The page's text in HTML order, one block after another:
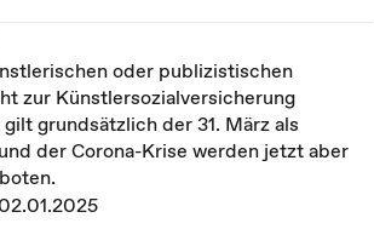
oder publizistischen
zur Künstlersozialversicherung
grundsätzlich der 31. März als
der Corona-Krise werden jetzt aber
02.01.2025